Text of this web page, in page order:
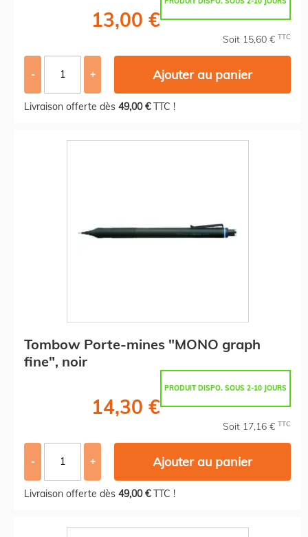
13,00 €
Soit 15,60 € TTC
- + Ajouter au panier
Livraison offerte dès 49,00 €TTC !
Tombow Porte-mines "MONO graph
fine", noir
PRODUIT DISPO. SOUS 2-10 JOURS
14,30 €
Soit 17,16 € TTC
- + Ajouter au panier
Livraison offerte dès 49,00 €TTC !